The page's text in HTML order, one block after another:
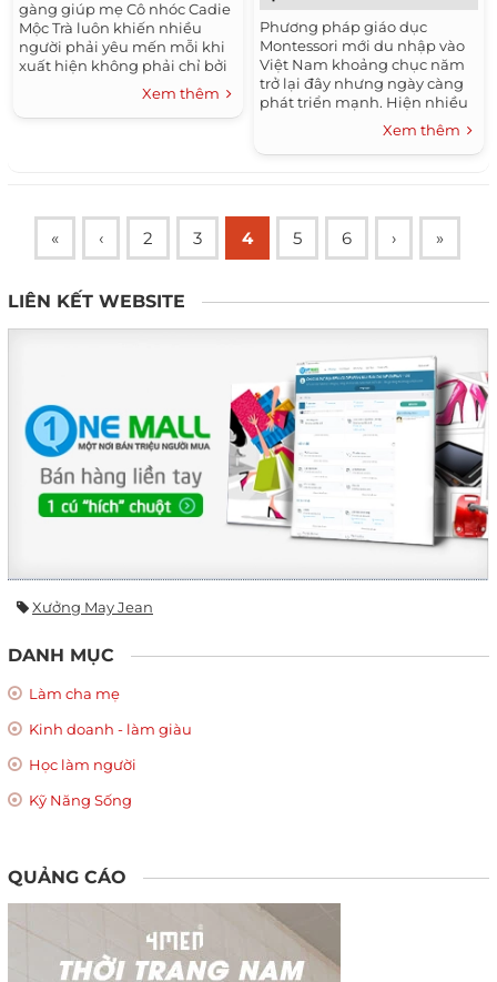
gàng giúp mẹ Cô nhóc Cadie
Mộc Trà luôn khiến nhiều
người phải yêu mến mỗi khi
xuất hiện không phải chỉ bởi
vì vẻ ngoài xinh xắn, dễ
Xem thêm
Phương pháp giáo dục
Montessori mới du nhập vào
Việt Nam khoảng chục năm
trở lại đây nhưng ngày càng
phát triển mạnh. Hiện nhiều
phụ huynh quan tâm khi
chọn phương pháp giáo dục
này và chọn...
Xem thêm
« ‹ 2 3 4 5 6 › »
LIÊN KẾT WEBSITE
Xưởng May Jean
DANH MỤC
Làm cha mẹ
Kinh doanh - làm giàu
Học làm người
Kỹ Năng Sống
QUẢNG CÁO